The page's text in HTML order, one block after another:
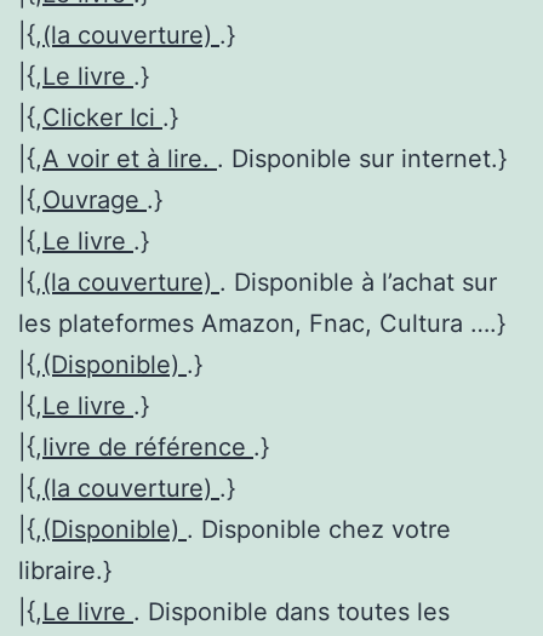
|{,(la couverture) .}
|{,Le livre .}
|{,Clicker Ici .}
|{,A voir et à lire. . Disponible sur internet.}
|{,Ouvrage .}
|{,Le livre .}
|{,(la couverture) . Disponible à l’achat sur
les plateformes Amazon, Fnac, Cultura ….}
|{,(Disponible) .}
|{,Le livre .}
|{,livre de référence .}
|{,(la couverture) .}
|{,(Disponible) . Disponible chez votre
libraire.}
|{,Le livre . Disponible dans toutes les